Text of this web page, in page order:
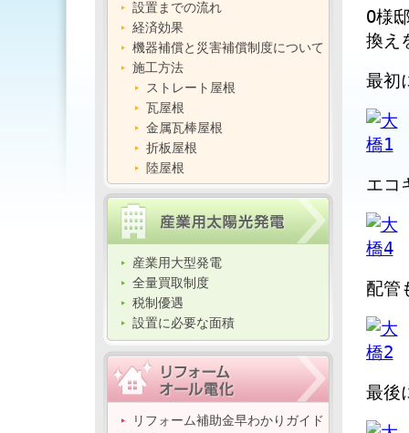
設置までの流れ
経済効果
機器補償と災害補償制度について
施工方法
ストレート屋根
瓦屋根
金属瓦棒屋根
折板屋根
陸屋根
産業用大型発電
全量買取制度
税制優遇
設置に必要な面積
リフォーム補助金早わかりガイド
O様
換え
最初
エコ
配管
最後